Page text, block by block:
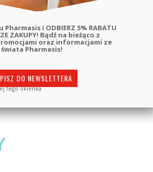
ssania,
produktu!
spotkaniem,
10 opakowań
Pharmasis i ODBIERZ 5% RABATU
ZAKUPY! Bądź na bieżąco z
oraz informacjami ze
świata Pharmasis!
DO NEWSLETTERA
tego okienka